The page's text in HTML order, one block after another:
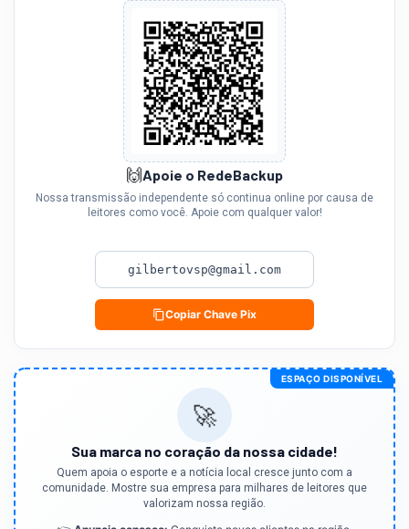
🙌Apoie o RedeBackup
Nossa transmissão independente só continua online por causa de
leitores como você. Apoie com qualquer valor!
gilbertovsp@gmail.com
Copiar Chave Pix
ESPAÇO DISPONÍVEL
🚀
Sua marca no coração da nossa cidade!
Quem apoia o esporte e a notícia local cresce junto com a
comunidade. Mostre sua empresa para milhares de leitores que
valorizam nossa região.